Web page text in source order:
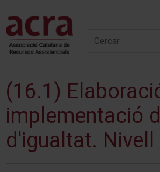
(16.1)
implementació
d'igualtat. Nivell